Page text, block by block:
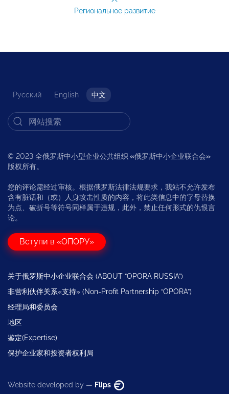
Региональное развитие
Русский English 中文
© 2023 全俄罗斯中小型企业公共组织 «俄罗斯中小企业联合会»
版权所有。
您的评论需经过审核。根据俄罗斯法律法规要求，我站不允许发布
含有脏话和（或）人身攻击性质的内容，将此类信息中的字母替换
为点、破折号等符号同样属于违规，此外，禁止任何形式的仇恨言
论。
Вступи в «ОПОРУ»
关于俄罗斯中小企业联合会 (ABOUT “OPORA RUSSIA”)
非营利伙伴关系«支持» (Non-Profit Partnership “OPORA”)
经理局和委员会
地区
鉴定(Expertise)
保护企业家和投资者权利局
Website developed by — Flips